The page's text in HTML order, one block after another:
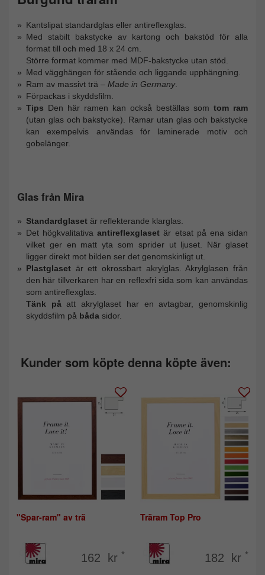
Kantslipat standardglas eller antireflexglas.
Med stabilt bakstycke av kartong och bakstöd för alla
format till och med 18 x 24 cm.
Större format kommer med MDF-bakstycke utan stöd.
Med vägghängen för stående och liggande upphängning.
Ram av massivt trä – Made in Germany.
Förpackas i skyddsfilm.
Tips Den här ramen kan också beställas som tom ram
(utan glas och bakstycke). Ramar utan glas och bakstycke
kan exempelvis användas för laminerade motiv och
gobelänger.
Glas från Mira
Standardglaset är reflekterande klarglas.
Det högkvalitativaantireflexglaset är etsat på ena sidan
vilket ger en matt yta som sprider ut ljuset. När glaset
ligger direkt mot bilden ser det genomskinligt ut.
Plastglaset är ett okrossbart akrylglas. Akrylglasen från
den här tillverkaren har en reflexfri sida som kan användas
som antireflexglas.
Tänk påatt akrylglaset har en avtagbar, genomskinlig
skyddsfilm på båda sidor.
Kunder som köpte denna köpte även:
"Spar-ram" av trä
162 kr *
Träram Top Pro
182 kr *